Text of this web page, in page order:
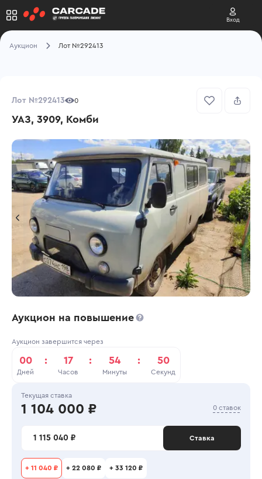
Вход
Аукцион Лот №292413
Лот №292413 0
УАЗ, 3909, Комби
Аукцион на повышение
Аукцион завершится через
00
Дней
: 17
Часов
: 54
Минуты
: 50
Секунд
Текущая ставка
1 104 000 ₽ 0 ставок
1 115 040 ₽ Ставка
+ 11 040 ₽ + 22 080 ₽ + 33 120 ₽